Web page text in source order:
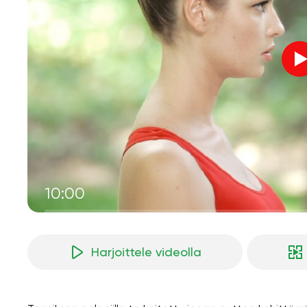
10:00
Harjoittele videolla